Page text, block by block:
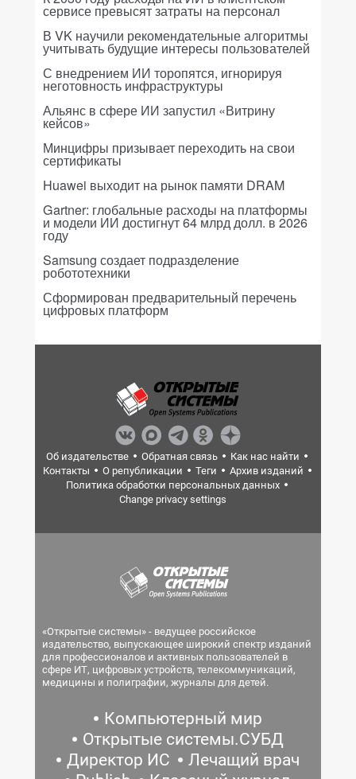
сервисе превысят затраты на персонал
В VK научили рекомендательные алгоритмы
учитывать будущие интересы пользователей
С внедрением ИИ торопятся, игнорируя
неготовность инфраструктуры
Альянс в сфере ИИ запустил «Витрину
кейсов»
Минцифры призывает переходить на свои
сертификаты
Huawei выходит на рынок памяти DRAM
Gartner: глобальные расходы на платформы
и модели ИИ достигнут 64 млрд долл. в 2026
году
Samsung создает подразделение
робототехники
Сформирован предварительный перечень
цифровых платформ
Об издательстве Обратная связь
Как нас найти
Контакты
О републикации Теги
Архив изданий
Политика обработки персональных данных
Change privacy settings
«Открытые системы» - ведущее российское
издательство, выпускающее широкий спектр изданий
для профессионалов и активных пользователей в
сфере ИТ, цифровых устройств, телекоммуникаций,
медицины и полиграфии, журналы для детей.
Компьютерный мир
Открытые системы.СУБД
Директор ИС
Лечащий врач